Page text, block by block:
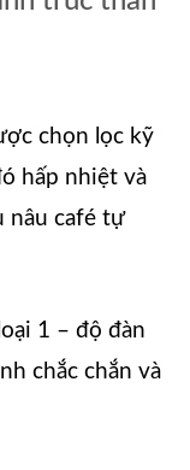
chọn lọc kỹ
hấp nhiệt và
nâu café tự
1 – độ đàn
chắc chắn và